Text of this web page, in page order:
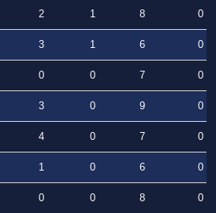
2 1 8
0
3 1 6
0
0 0 7
0
3 0 9
0
4 0 7
0
1 0 6
0
0 0 8
0